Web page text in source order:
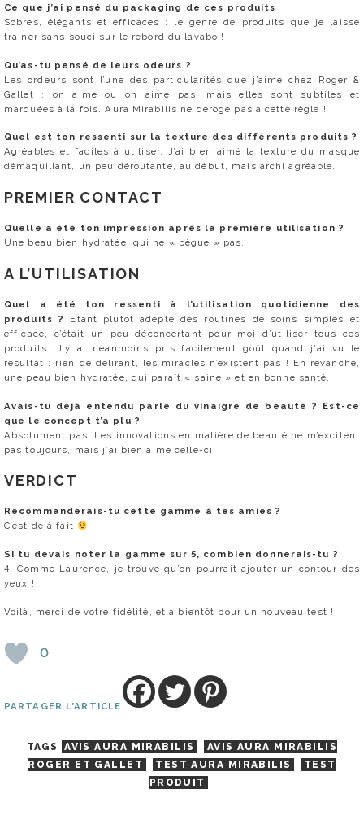
Ce que j’ai pensé du packaging de ces produits
Sobres, élégants et efficaces : le genre de produits que je laisse
trainer sans souci sur le rebord du lavabo !
Qu’as-tu pensé de leurs odeurs ?
Les ordeurs sont l’une des particularités que j’aime chez Roger &
Gallet : on aime ou on aime pas, mais elles sont subtiles et
marquées à la fois. Aura Mirabilis ne déroge pas à cette règle !
Quel est ton ressenti sur la texture des différents produits ?
Agréables et faciles à utiliser. J’ai bien aimé la texture du masque
démaquillant, un peu déroutante, au début, mais archi agréable.
PREMIER CONTACT
Quelle a été ton impression après la première utilisation ?
Une beau bien hydratée, qui ne « pègue » pas.
A L’UTILISATION
Quel a été ton ressenti à l’utilisation quotidienne des
produits ?
Etant plutôt adepte des routines de soins simples et
efficace, c’était un peu déconcertant pour moi d’utiliser tous ces
produits. J’y ai néanmoins pris facilement goût quand j’ai vu le
résultat : rien de délirant, les miracles n’existent pas ! En revanche,
une peau bien hydratée, qui paraît « saine » et en bonne santé.
Avais-tu déjà entendu parlé du vinaigre de beauté ? Est-ce
que le concept t’a plu ?
Absolument pas. Les innovations en matière de beauté ne m’excitent
pas toujours, mais j’ai bien aimé celle-ci.
VERDICT
Recommanderais-tu cette gamme à tes amies ?
C’est déjà fait
Si tu devais noter la gamme sur 5, combien donnerais-tu ?
4. Comme Laurence, je trouve qu’on pourrait ajouter un contour des
yeux !
Voilà, merci de votre fidélité, et à bientôt pour un nouveau test !
0
PARTAGER L'ARTICLE
TAGS AVIS AURA MIRABILIS
AVIS AURA MIRABILIS
ROGER ET GALLET
TEST AURA MIRABILIS
TEST
PRODUIT